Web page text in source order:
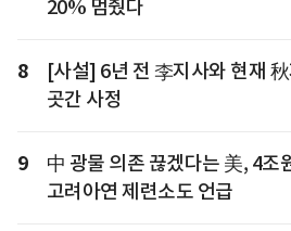
20% 멈췄다
8
[사설] 6년 전 李지사와 현재
곳간 사정
9
中 광물 의존 끊겠다는 美, 4
고려아연 제련소도 언급